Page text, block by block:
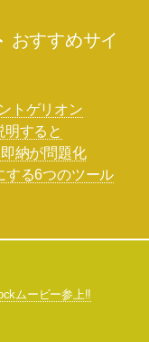
おすすめサイ
トゲリオン
明すると
納が問題化
する6つのツール
ムービー参上!!